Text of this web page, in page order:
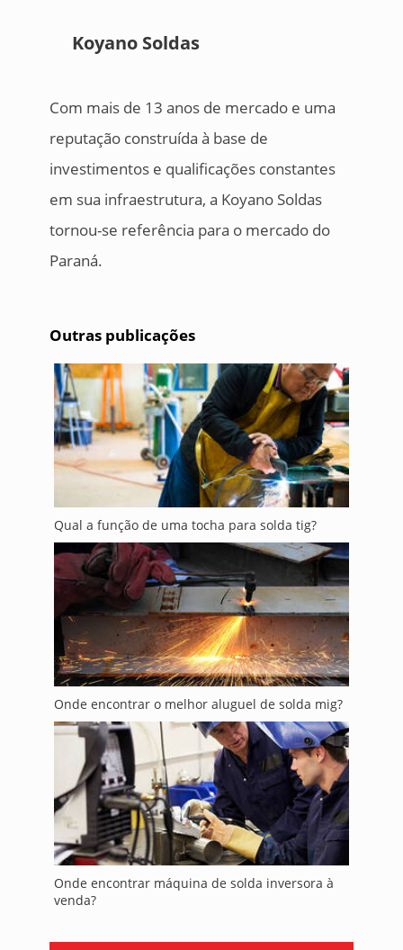
Koyano Soldas
Com mais de 13 anos de mercado e uma
reputação construída à base de
investimentos e qualificações constantes
em sua infraestrutura, a Koyano Soldas
tornou-se referência para o mercado do
Paraná.
Outras publicações
Qual a função de uma tocha para solda tig?
Onde encontrar o melhor aluguel de solda mig?
Onde encontrar máquina de solda inversora à
venda?